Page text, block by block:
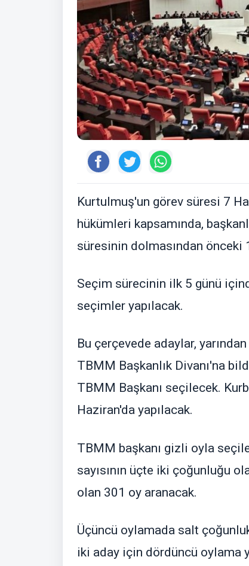
Kurtulmuş'un görev süresi 7
hükümleri kapsamında,
süresinin dolmasından önceki
Seçim sürecinin ilk 5 günü
seçimler yapılacak.
Bu çerçevede adaylar,
TBMM Başkanlık Divanı'na
TBMM Başkanı seçilecek.
Haziran'da yapılacak.
TBMM başkanı gizli oyla
sayısının üçte iki çoğunluğu
olan 301 oy aranacak.
Üçüncü oylamada salt
iki aday için dördüncü oylama